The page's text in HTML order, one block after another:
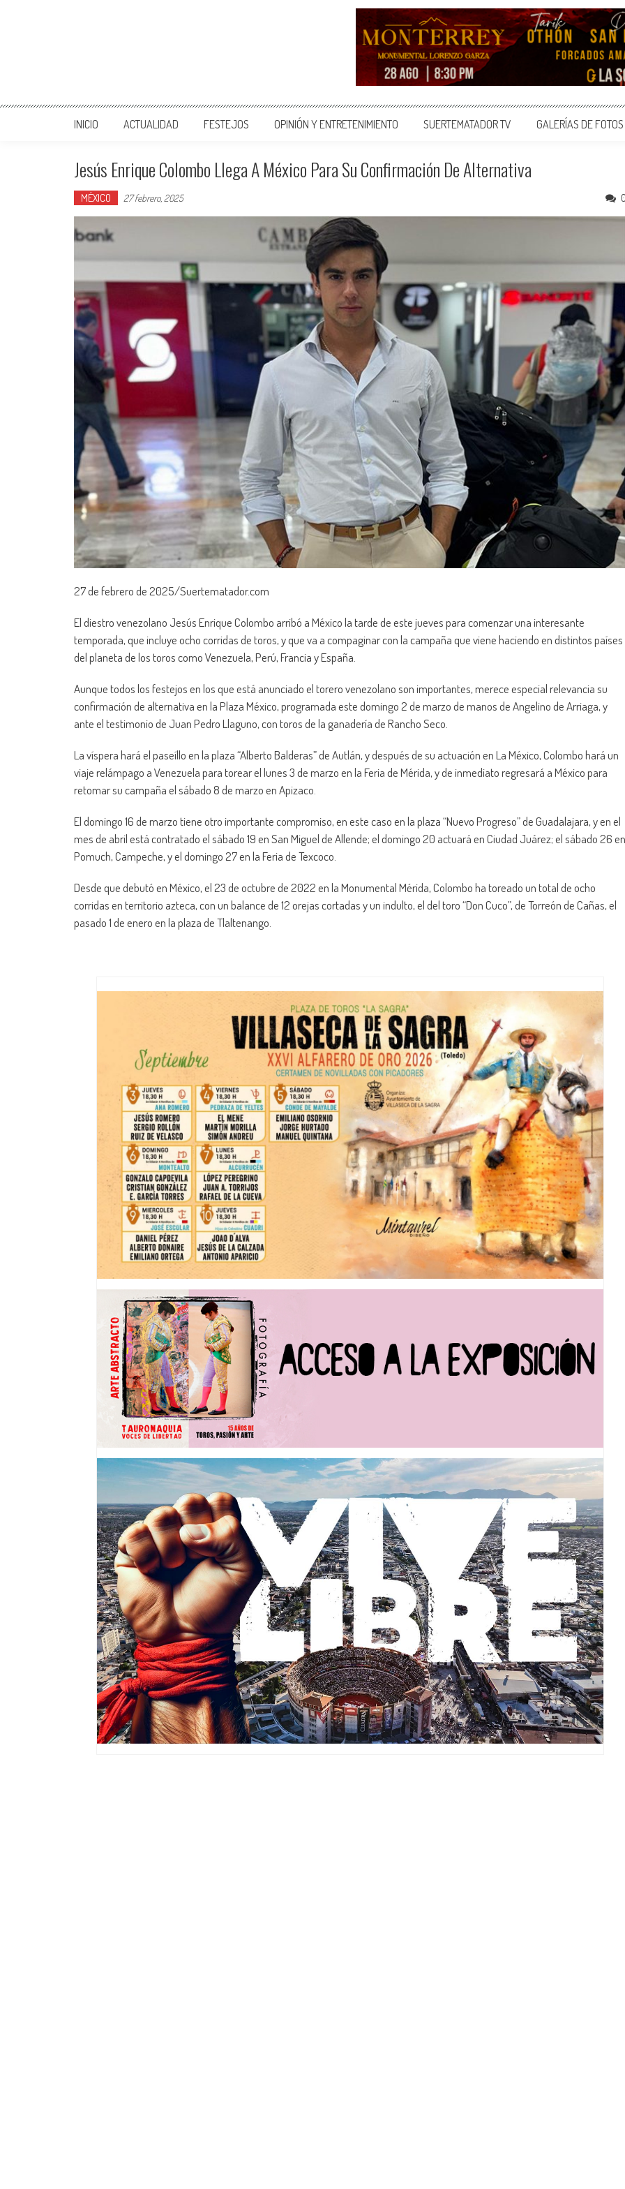
INICIO ACTUALIDAD FESTEJOS OPINIÓN Y ENTRETENIMIENTO SUERTEMATADOR TV GALERÍAS DE FOTOS
Jesús Enrique Colombo Llega A México Para Su Confirmación De Alternativa
MÉXICO 27 febrero, 2025
27 de febrero de 2025/Suertematador.com
El diestro venezolano Jesús Enrique Colombo arribó a México la tarde de este jueves para comenzar una interesante
temporada, que incluye ocho corridas de toros, y que va a compaginar con la campaña que viene haciendo en distintos países
del planeta de los toros como Venezuela, Perú, Francia y España.
Aunque todos los festejos en los que está anunciado el torero venezolano son importantes, merece especial relevancia su
confirmación de alternativa en la Plaza México, programada este domingo 2 de marzo de manos de Angelino de Arriaga, y
ante el testimonio de Juan Pedro Llaguno, con toros de la ganadería de Rancho Seco.
La víspera hará el paseíllo en la plaza “Alberto Balderas” de Autlán, y después de su actuación en La México, Colombo hará un
viaje relámpago a Venezuela para torear el lunes 3 de marzo en la Feria de Mérida, y de inmediato regresará a México para
retomar su campaña el sábado 8 de marzo en Apizaco.
El domingo 16 de marzo tiene otro importante compromiso, en este caso en la plaza “Nuevo Progreso” de Guadalajara, y en el
mes de abril está contratado el sábado 19 en San Miguel de Allende; el domingo 20 actuará en Ciudad Juárez; el sábado 26 en
Pomuch, Campeche, y el domingo 27 en la Feria de Texcoco.
Desde que debutó en México, el 23 de octubre de 2022 en la Monumental Mérida, Colombo ha toreado un total de ocho
corridas en territorio azteca, con un balance de 12 orejas cortadas y un indulto, el del toro “Don Cuco”, de Torreón de Cañas, el
pasado 1 de enero en la plaza de Tlaltenango.